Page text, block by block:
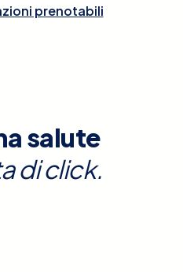
prenotabili
salute
di click.